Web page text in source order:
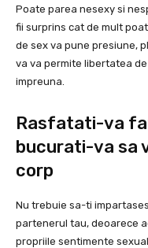
Poate parea nesexy si
fii surprins cat de mult
de sex va pune presiune,
va va permite libertatea
impreuna.
Rasfatati-va
bucurati-va sa
corp
Nu trebuie sa-ti
partenerul tau, deoarece
propriile sentimente